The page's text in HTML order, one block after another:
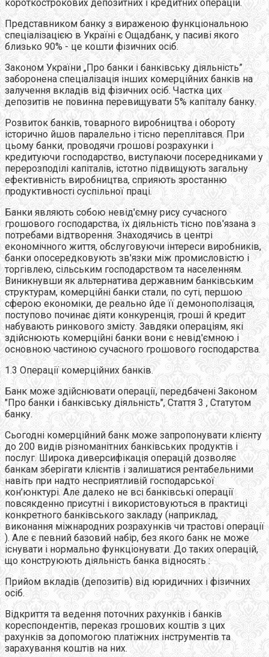
короткострокових депозитних і кредитних операцій.
Представником банку з вираженою функціональною
спеціалізацією в Україні є Ощадбанк, у пасиві якого
близько 90% - це кошти фізичних осіб.
Законом України „Про банки і банківську діяльність”
заборонена спеціалізація інших комерційних банків на
залучення вкладів від фізичних осіб. Частка цих
депозитів не повинна перевищувати 5% капіталу банку.
Розвиток банків, товарного виробництва і обороту
історично йшов паралельно і тісно переплітався. При
цьому банки, проводячи грошові розрахунки і
кредитуючи господарство, виступаючи посередниками у
перерозподілі капіталів, істотно підвищують загальну
ефективність виробництва, сприяють зростанню
продуктивності суспільної праці.
Банки являють собою невід'ємну рису сучасного
грошового господарства, їх діяльність тісно пов'язана з
потребами відтворення. Знаходячись в центрі
економічного життя, обслуговуючи інтереси виробників,
банки опосередковують зв'язки між промисловістю і
торгівлею, сільським господарством та населенням.
Виникнувши як альтернатива державним банківським
структурам, комерційні банки стали, по суті, першою
сферою економіки, де реально йде її демонополізація,
поступово починає діяти конкуренція, гроші й кредит
набувають ринкового змісту. Завдяки операціям, які
здійснюють комерційні банки вони є невід'ємною і
основною частиною сучасного грошового господарства.
1.3 Операції комерційних банків.
Банк може здійснювати операції, передбачені Законом
"Про банки і банківську діяльність", Стаття 3 , Статутом
банку.
Сьогодні комерційний банк може запропонувати клієнту
до 200 видів різноманітних банківських продуктів і
послуг. Широка диверсифікація операцій дозволяє
банкам зберігати клієнтів і залишатися рентабельними
навіть при надто несприятливій господарської
кон’юнктурі. Але далеко не всі банківські операції
повсякденно присутні і використовуються в практиці
конкретного банківського закладу (наприклад,
виконання міжнародних розрахунків чи трастові операції
). Але є певний базовий набір, без якого банк не може
існувати і нормально функціонувати. До таких операцій,
що конструюють діяльність банка відносять :
Прийом вкладiв (депозитiв) вiд юридичних i фiзичних
осiб.
Відкриття та ведення поточних рахункiв і банкiв
кореспондентів, переказ грошових коштiв з цих
рахункiв за допомогою платіжних інструментів та
зарахування коштiв на них.